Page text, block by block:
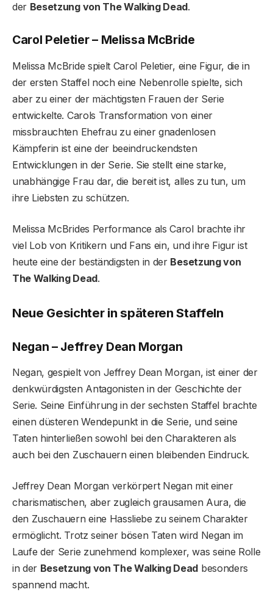
der Besetzung von The Walking Dead.
Carol Peletier – Melissa McBride
Melissa McBride spielt Carol Peletier, eine Figur, die in
der ersten Staffel noch eine Nebenrolle spielte, sich
aber zu einer der mächtigsten Frauen der Serie
entwickelte. Carols Transformation von einer
missbrauchten Ehefrau zu einer gnadenlosen
Kämpferin ist eine der beeindruckendsten
Entwicklungen in der Serie. Sie stellt eine starke,
unabhängige Frau dar, die bereit ist, alles zu tun, um
ihre Liebsten zu schützen.
Melissa McBrides Performance als Carol brachte ihr
viel Lob von Kritikern und Fans ein, und ihre Figur ist
heute eine der beständigsten in der Besetzung von
The Walking Dead.
Neue Gesichter in späteren Staffeln
Negan – Jeffrey Dean Morgan
Negan, gespielt von Jeffrey Dean Morgan, ist einer der
denkwürdigsten Antagonisten in der Geschichte der
Serie. Seine Einführung in der sechsten Staffel brachte
einen düsteren Wendepunkt in die Serie, und seine
Taten hinterließen sowohl bei den Charakteren als
auch bei den Zuschauern einen bleibenden Eindruck.
Jeffrey Dean Morgan verkörpert Negan mit einer
charismatischen, aber zugleich grausamen Aura, die
den Zuschauern eine Hassliebe zu seinem Charakter
ermöglicht. Trotz seiner bösen Taten wird Negan im
Laufe der Serie zunehmend komplexer, was seine Rolle
in der Besetzung von The Walking Dead besonders
spannend macht.